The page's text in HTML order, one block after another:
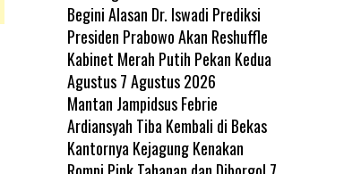
Begini Alasan Dr. Iswadi Prediksi
Presiden Prabowo Akan Reshuffle
Kabinet Merah Putih Pekan Kedua
Agustus 7 Agustus 2026
Mantan Jampidsus Febrie
Ardiansyah Tiba Kembali di Bekas
Kantornya Kejagung Kenakan